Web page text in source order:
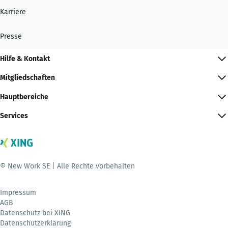
Karriere
Presse
Hilfe & Kontakt
Mitgliedschaften
Hauptbereiche
Services
© New Work SE | Alle Rechte vorbehalten
Impressum
AGB
Datenschutz bei XING
Datenschutzerklärung